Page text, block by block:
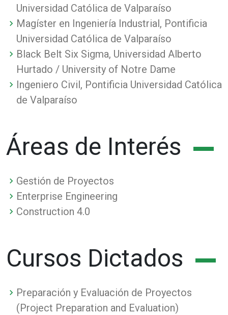
Universidad Católica de Valparaíso
Magíster en Ingeniería Industrial, Pontificia
Universidad Católica de Valparaíso
Black Belt Six Sigma, Universidad Alberto
Hurtado / University of Notre Dame
Ingeniero Civil, Pontificia Universidad Católica
de Valparaíso
Áreas de Interés
Gestión de Proyectos
Enterprise Engineering
Construction 4.0
Cursos Dictados
Preparación y Evaluación de Proyectos
(Project Preparation and Evaluation)